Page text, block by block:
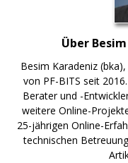
Über
Besim Karadeniz
von PF-BITS seit
Berater und -
weitere Online-
25-jährigen Online-
technischen